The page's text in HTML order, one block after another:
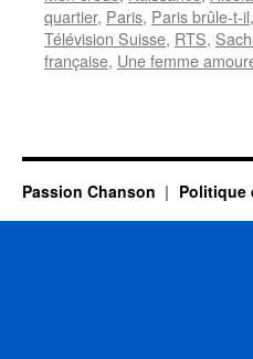
quartier, Paris, Paris brûle-t-il,
Télévision Suisse, RTS,
française, Une femme
Passion Chanson Politique